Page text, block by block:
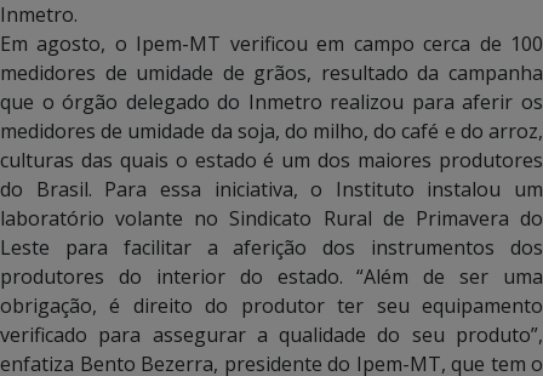
Inmetro.
Em agosto, o Ipem-MT verificou em campo cerca de 100
medidores de umidade de grãos, resultado da campanha
que o órgão delegado do Inmetro realizou para aferir os
medidores de umidade da soja, do milho, do café e do arroz,
culturas das quais o estado é um dos maiores produtores
do Brasil. Para essa iniciativa, o Instituto instalou um
laboratório volante no Sindicato Rural de Primavera do
Leste para facilitar a aferição dos instrumentos dos
produtores do interior do estado. “Além de ser uma
obrigação, é direito do produtor ter seu equipamento
verificado para assegurar a qualidade do seu produto”,
enfatiza Bento Bezerra, presidente do Ipem-MT, que tem o